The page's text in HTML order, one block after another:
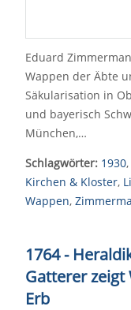
Eduard
Wappen der Äbte
Säkularisation in
und bayerisch
München,…
Schlagwörter: 1930,
Kirchen & Kloster,
Wappen,
1764 -
Gatterer zeigt
Erb